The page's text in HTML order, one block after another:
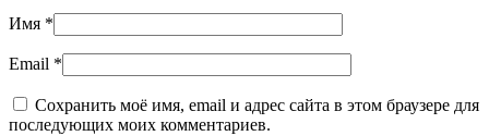
Имя *
Email *
Сохранить моё имя, email и адрес сайта в этом браузере для
последующих моих комментариев.